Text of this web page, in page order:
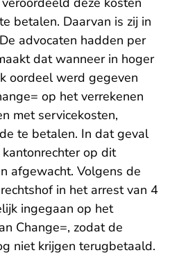
betalen. Daarvan is zij in
advocaten hadden per
dat wanneer in hoger
oordeel werd gegeven
op het verrekenen
met servicekosten,
te betalen. In dat geval
op dit
afgewacht. Volgens de
in het arrest van 4
ingegaan op het
Change=, zodat de
niet krijgen terugbetaald.